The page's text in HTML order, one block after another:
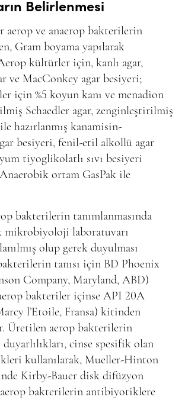
Belirlenmesi
aerop ve anaerop bakterilerin
Gram boyama yapılarak
kültürler için, kanlı agar,
ve MacConkey agar besiyeri;
için %5 koyun kanı ve menadion
Schaedler agar, zenginleştirilmiş
hazırlanmış kanamisin-
besiyeri, fenil-etil alkollü agar
tiyoglikolatlı sıvı besiyeri
ortam GasPak ile
bakterilerin tanımlanmasında
mikrobiyoloji laboratuvarı
olup gerek duyulması
tanısı için BD Phoenix
Company, Maryland, ABD)
bakteriler içinse API 20A
l’Etoile, Fransa) kitinden
Üretilen aerop bakterilerin
cinse spesifik olan
kullanılarak, Mueller-Hinton
Kirby-Bauer disk difüzyon
bakterilerin antibiyotiklere